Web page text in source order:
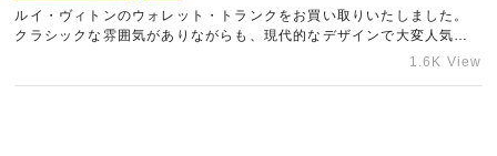
宅配買取を申し込む
無料の宅配キットをお届けします
ルイ・ヴィトンのウォレット・トランクをお買い取りいたしました。
クラシックな雰囲気がありながらも、現代的なデザインで大変人気が
あります。僅かに押し跡が見受けられましたが、できる限りの金額を
1.6K View